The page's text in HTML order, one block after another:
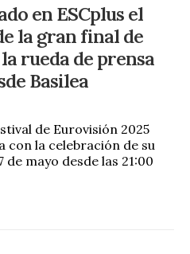
en ESCplus el
la gran final de
rueda de prensa
Basilea
de Eurovisión 2025
con la celebración de su
de mayo desde las 21:00